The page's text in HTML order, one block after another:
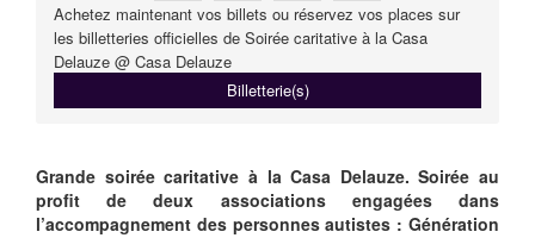
Achetez maintenant vos billets ou réservez vos places sur
les billetteries officielles de Soirée caritative à la Casa
Delauze @ Casa Delauze
Billetterie(s)
Grande soirée caritative à la Casa Delauze. Soirée au
profit de deux associations engagées dans
l’accompagnement des personnes autistes : Génération